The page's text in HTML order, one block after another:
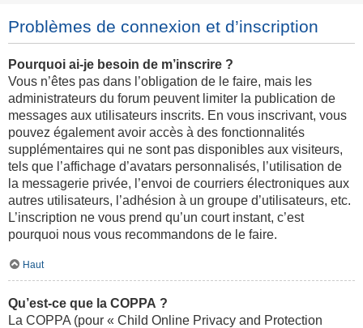
Problèmes de connexion et d’inscription
Pourquoi ai-je besoin de m’inscrire ?
Vous n’êtes pas dans l’obligation de le faire, mais les
administrateurs du forum peuvent limiter la publication de
messages aux utilisateurs inscrits. En vous inscrivant, vous
pouvez également avoir accès à des fonctionnalités
supplémentaires qui ne sont pas disponibles aux visiteurs,
tels que l’affichage d’avatars personnalisés, l’utilisation de
la messagerie privée, l’envoi de courriers électroniques aux
autres utilisateurs, l’adhésion à un groupe d’utilisateurs, etc.
L’inscription ne vous prend qu’un court instant, c’est
pourquoi nous vous recommandons de le faire.
Haut
Qu’est-ce que la COPPA ?
La COPPA (pour « Child Online Privacy and Protection